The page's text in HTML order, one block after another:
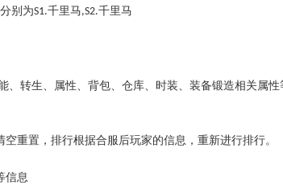
别为S1.千里马,S2.千里马
转生、属性、背包、仓库、时装、装备锻造相关属性
重置，排行根据合服后玩家的信息，重新进行排行。
信息